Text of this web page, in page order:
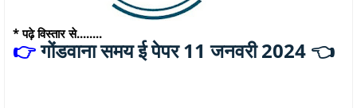
* पढ़े विस्तार से........
👉गोंडवाना समय ई पेपर 11 जनवरी 2024 👈